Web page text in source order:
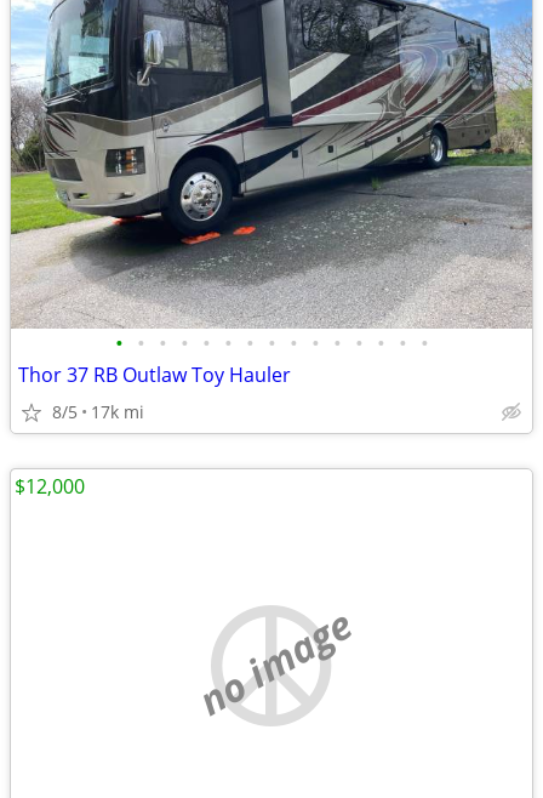
• • • • • • • • • • • • • • •
Thor 37 RB Outlaw Toy Hauler
8/5 17k mi
no image
$12,000